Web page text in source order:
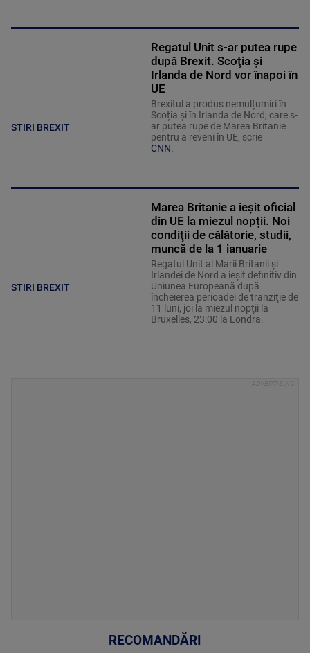
STIRI BREXIT
Regatul Unit s-ar putea rupe
după Brexit. Scoţia şi
Irlanda de Nord vor înapoi în
UE
Brexitul a produs nemulțumiri în
Scoția și în Irlanda de Nord, care s-
ar putea rupe de Marea Britanie
pentru a reveni în UE, scrie
CNN.
STIRI BREXIT
Marea Britanie a ieșit oficial
din UE la miezul nopții. Noi
condiţii de călătorie, studii,
muncă de la 1 ianuarie
Regatul Unit al Marii Britanii şi
Irlandei de Nord a ieşit definitiv din
Uniunea Europeană după
încheierea perioadei de tranziţie de
11 luni, joi la miezul nopţii la
Bruxelles, 23:00 la Londra.
RECOMANDĂRI